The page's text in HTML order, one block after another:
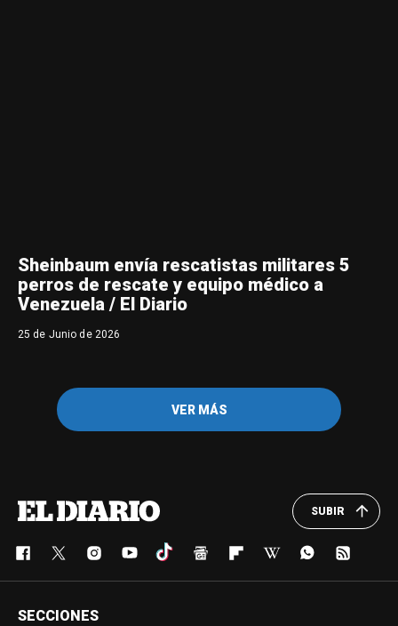
Sheinbaum envía rescatistas militares 5
perros de rescate y equipo médico a
Venezuela / El Diario
25 de Junio de 2026
VER MÁS
SUBIR
SECCIONES